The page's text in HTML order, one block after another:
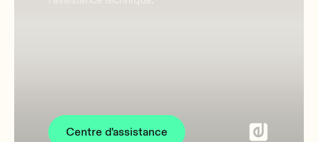
Centre d'assistance